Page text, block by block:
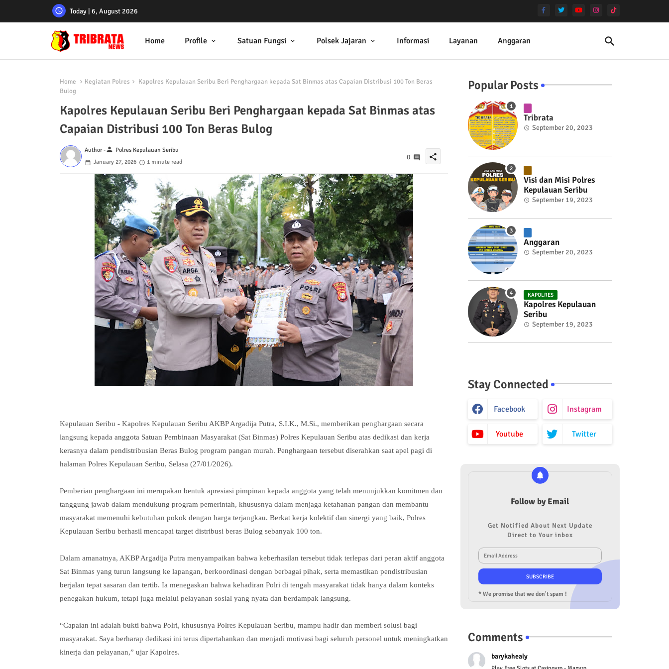
Today | 6, August 2026
Home Profile Satuan Fungsi Polsek Jajaran Informasi Layanan Anggaran
Home Kegiatan Polres
Kapolres Kepulauan Seribu Beri Penghargaan kepada Sat Binmas atas Capaian Distribusi 100 Ton Beras
Bulog
Kapolres Kepulauan Seribu Beri Penghargaan kepada Sat Binmas atas
Capaian Distribusi 100 Ton Beras Bulog
Author -person Polres Kepulauan Seribu
January 27, 2026
1 minute read
0 share
Kepulauan Seribu - Kapolres Kepulauan Seribu AKBP Argadija Putra, S.I.K., M.Si., memberikan penghargaan secara
langsung kepada anggota Satuan Pembinaan Masyarakat (Sat Binmas) Polres Kepulauan Seribu atas dedikasi dan kerja
kerasnya dalam pendistribusian Beras Bulog program pangan murah. Penghargaan tersebut diserahkan saat apel pagi di
halaman Polres Kepulauan Seribu, Selasa (27/01/2026).
Pemberian penghargaan ini merupakan bentuk apresiasi pimpinan kepada anggota yang telah menunjukkan komitmen dan
tanggung jawab dalam mendukung program pemerintah, khususnya dalam menjaga ketahanan pangan dan membantu
masyarakat memenuhi kebutuhan pokok dengan harga terjangkau. Berkat kerja kolektif dan sinergi yang baik, Polres
Kepulauan Seribu berhasil mencapai target distribusi beras Bulog sebanyak 100 ton.
Dalam amanatnya, AKBP Argadija Putra menyampaikan bahwa keberhasilan tersebut tidak terlepas dari peran aktif anggota
Sat Binmas yang turun langsung ke lapangan, berkoordinasi dengan berbagai pihak, serta memastikan pendistribusian
berjalan tepat sasaran dan tertib. Ia menegaskan bahwa kehadiran Polri di tengah masyarakat tidak hanya dalam konteks
penegakan hukum, tetapi juga melalui pelayanan sosial yang nyata dan berdampak langsung.
“Capaian ini adalah bukti bahwa Polri, khususnya Polres Kepulauan Seribu, mampu hadir dan memberi solusi bagi
masyarakat. Saya berharap dedikasi ini terus dipertahankan dan menjadi motivasi bagi seluruh personel untuk meningkatkan
kinerja dan pelayanan,” ujar Kapolres.
Popular Posts
Tribrata
September 20, 2023
Visi dan Misi Polres
Kepulauan Seribu
September 19, 2023
Anggaran
September 20, 2023
KAPOLRES
Kapolres Kepulauan
Seribu
September 19, 2023
Stay Connected
Facebook Instagram
Youtube Twitter
Follow by Email
Get Notified About Next Update
Direct to Your inbox
* We promise that we don't spam !
Comments
barykahealy